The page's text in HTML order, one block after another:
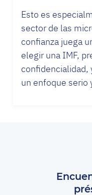
Esto es
sector de las
confianza juega
elegir una IMF,
confidencialidad,
un enfoque serio